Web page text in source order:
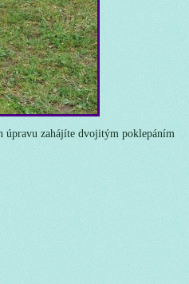
úpravu zahájíte dvojitým poklepáním